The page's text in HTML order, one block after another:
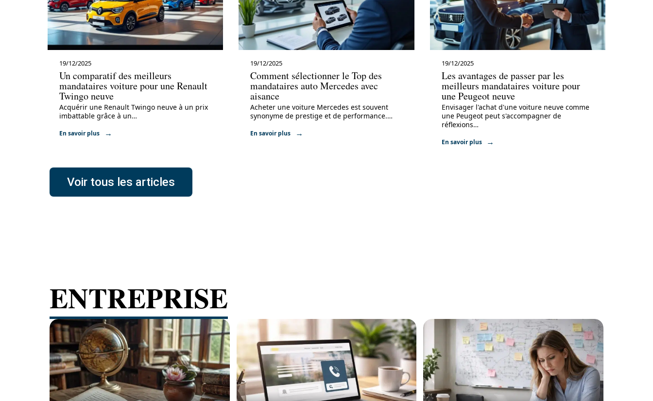
19/12/2025
Un comparatif des meilleurs
mandataires voiture pour une Renault
Twingo neuve
Acquérir une Renault Twingo neuve à un prix
imbattable grâce à un…
En savoir plus
19/12/2025
Comment sélectionner le Top des
mandataires auto Mercedes avec
aisance
Acheter une voiture Mercedes est souvent
synonyme de prestige et de performance.…
En savoir plus
19/12/2025
Les avantages de passer par les
meilleurs mandataires voiture pour
une Peugeot neuve
Envisager l'achat d'une voiture neuve comme
une Peugeot peut s'accompagner de
réflexions…
En savoir plus
Voir tous les articles
ENTREPRISE